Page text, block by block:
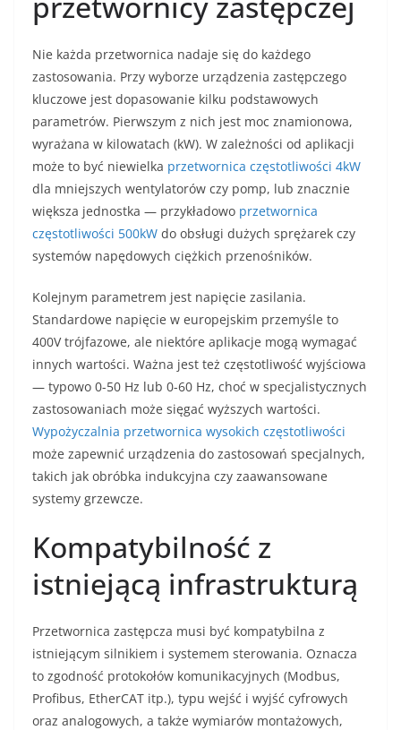
Nie każda przetwornica nadaje się do każdego
zastosowania. Przy wyborze urządzenia zastępczego
kluczowe jest dopasowanie kilku podstawowych
parametrów. Pierwszym z nich jest moc znamionowa,
wyrażana w kilowatach (kW). W zależności od aplikacji
może to być niewielka przetwornica częstotliwości 4kW
dla mniejszych wentylatorów czy pomp, lub znacznie
większa jednostka — przykładowo przetwornica
częstotliwości 500kW do obsługi dużych sprężarek czy
systemów napędowych ciężkich przenośników.
Kolejnym parametrem jest napięcie zasilania.
Standardowe napięcie w europejskim przemyśle to
400V trójfazowe, ale niektóre aplikacje mogą wymagać
innych wartości. Ważna jest też częstotliwość wyjściowa
— typowo 0-50 Hz lub 0-60 Hz, choć w specjalistycznych
zastosowaniach może sięgać wyższych wartości.
Wypożyczalnia przetwornica wysokich częstotliwości
może zapewnić urządzenia do zastosowań specjalnych,
takich jak obróbka indukcyjna czy zaawansowane
systemy grzewcze.
Kompatybilność z
istniejącą infrastrukturą
Przetwornica zastępcza musi być kompatybilna z
istniejącym silnikiem i systemem sterowania. Oznacza
to zgodność protokołów komunikacyjnych (Modbus,
Profibus, EtherCAT itp.), typu wejść i wyjść cyfrowych
oraz analogowych, a także wymiarów montażowych,